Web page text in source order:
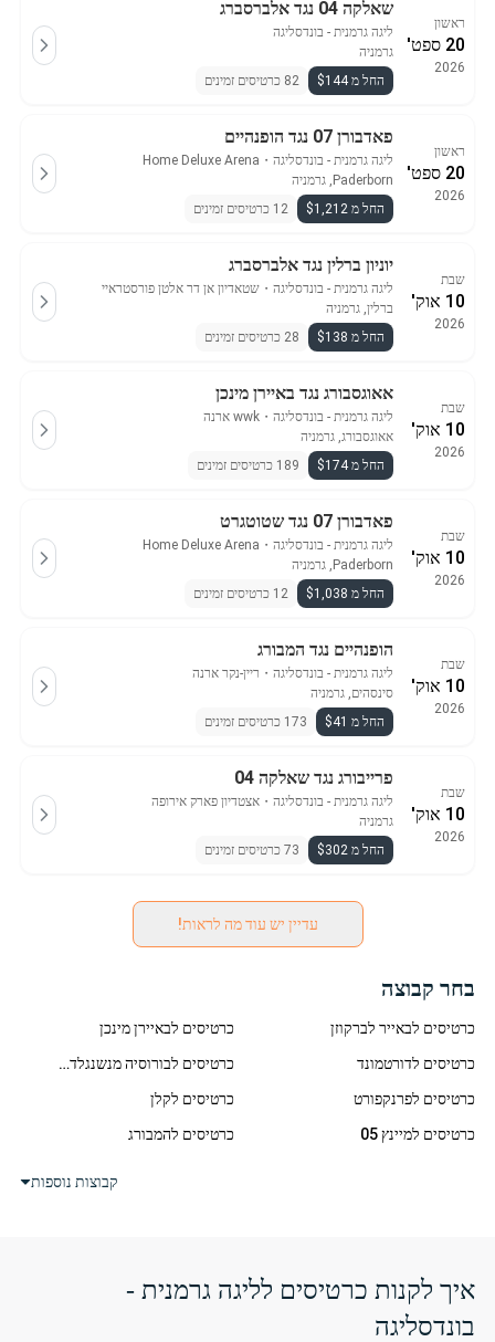
ראשון
20 ספט'
2026
שאלקה 04 נגד אלברסברג
ליגה גרמנית - בונדסליגה
גרמניה
החל מ $144
82 כרטיסים זמינים
ראשון
20 ספט'
2026
פאדבורן 07 נגד הופנהיים
ליגה גרמנית - בונדסליגה ・
Home Deluxe Arena
Paderborn, גרמניה
החל מ $1,212
12 כרטיסים זמינים
שבת
10 אוק'
2026
יוניון ברלין נגד אלברסברג
ליגה גרמנית - בונדסליגה ・ שטאדיון אן דר אלטן פורסטראיי
ברלין, גרמניה
החל מ $138
28 כרטיסים זמינים
שבת
10 אוק'
2026
אאוגסבורג נגד באיירן מינכן
ליגה גרמנית - בונדסליגה ・ wwk ארנה
אאוגסבורג, גרמניה
החל מ $174
189 כרטיסים זמינים
שבת
10 אוק'
2026
פאדבורן 07 נגד שטוטגרט
ליגה גרמנית - בונדסליגה ・
Home Deluxe Arena
Paderborn, גרמניה
החל מ $1,038
12 כרטיסים זמינים
שבת
10 אוק'
2026
הופנהיים נגד המבורג
ליגה גרמנית - בונדסליגה ・ ריין-נקר ארנה
סינסהים, גרמניה
החל מ $41
173 כרטיסים זמינים
שבת
10 אוק'
2026
פרייבורג נגד שאלקה 04
ליגה גרמנית - בונדסליגה ・ אצטדיון פארק אירופה
גרמניה
החל מ $302
73 כרטיסים זמינים
עדיין יש עוד מה לראות!
בחר קבוצה
כרטיסים לבאייר לברקוזן
כרטיסים לבאיירן מינכן
כרטיסים לדורטמונד
כרטיסים לבורוסיה מנשנגלדבך
כרטיסים לפרנקפורט
כרטיסים לקלן
כרטיסים למיינץ 05
כרטיסים להמבורג
קבוצות נוספות
איך לקנות כרטיסים לליגה גרמנית -
בונדסליגה